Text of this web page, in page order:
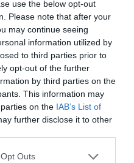
use the below opt-out
Please note that after your
may continue seeing
information utilized by
to third parties prior to
opt-out of the further
by third parties on the
This information may
on the IAB’s List of
further disclose it to other
Outs